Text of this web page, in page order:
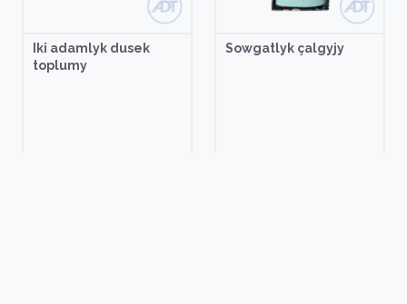
Iki adamlyk dusek
toplumy
Sowgatlyk çalgyjy